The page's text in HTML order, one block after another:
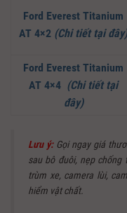
Ford Everest Titanium
AT 4×2 (Chi tiết tại đây)
Ford Everest Titanium
AT 4×4 (Chi tiết tại
đây)
Lưu ý:Gọi ngay giá
sau bô đuôi, nẹp
trùm xe, camera lùi,
hiểm vật chất.